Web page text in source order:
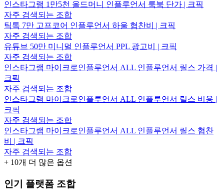
인스타그램 1만5천 올드머니 인플루언서 룩북 단가 | 크픽
자주 검색되는 조합
틱톡 7만 고프코어 인플루언서 하울 협찬비 | 크픽
자주 검색되는 조합
유튜브 50만 미니멀 인플루언서 PPL 광고비 | 크픽
자주 검색되는 조합
인스타그램 마이크로인플루언서 ALL 인플루언서 릴스 가격 |
크픽
자주 검색되는 조합
인스타그램 마이크로인플루언서 ALL 인플루언서 릴스 비용 |
크픽
자주 검색되는 조합
인스타그램 마이크로인플루언서 ALL 인플루언서 릴스 협찬
비 | 크픽
자주 검색되는 조합
+ 10개 더 많은 옵션
인기 플랫폼 조합